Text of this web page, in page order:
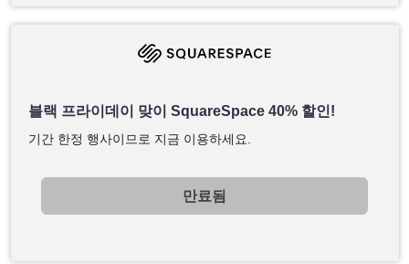
블랙 프라이데이 맞이 SquareSpace 40% 할인!
기간 한정 행사이므로 지금 이용하세요.
만료됨